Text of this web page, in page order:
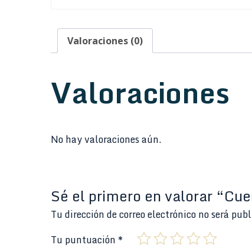
Valoraciones (0)
Valoraciones
No hay valoraciones aún.
Sé el primero en valorar
Tu dirección de correo electrónico no será
Tu puntuación *